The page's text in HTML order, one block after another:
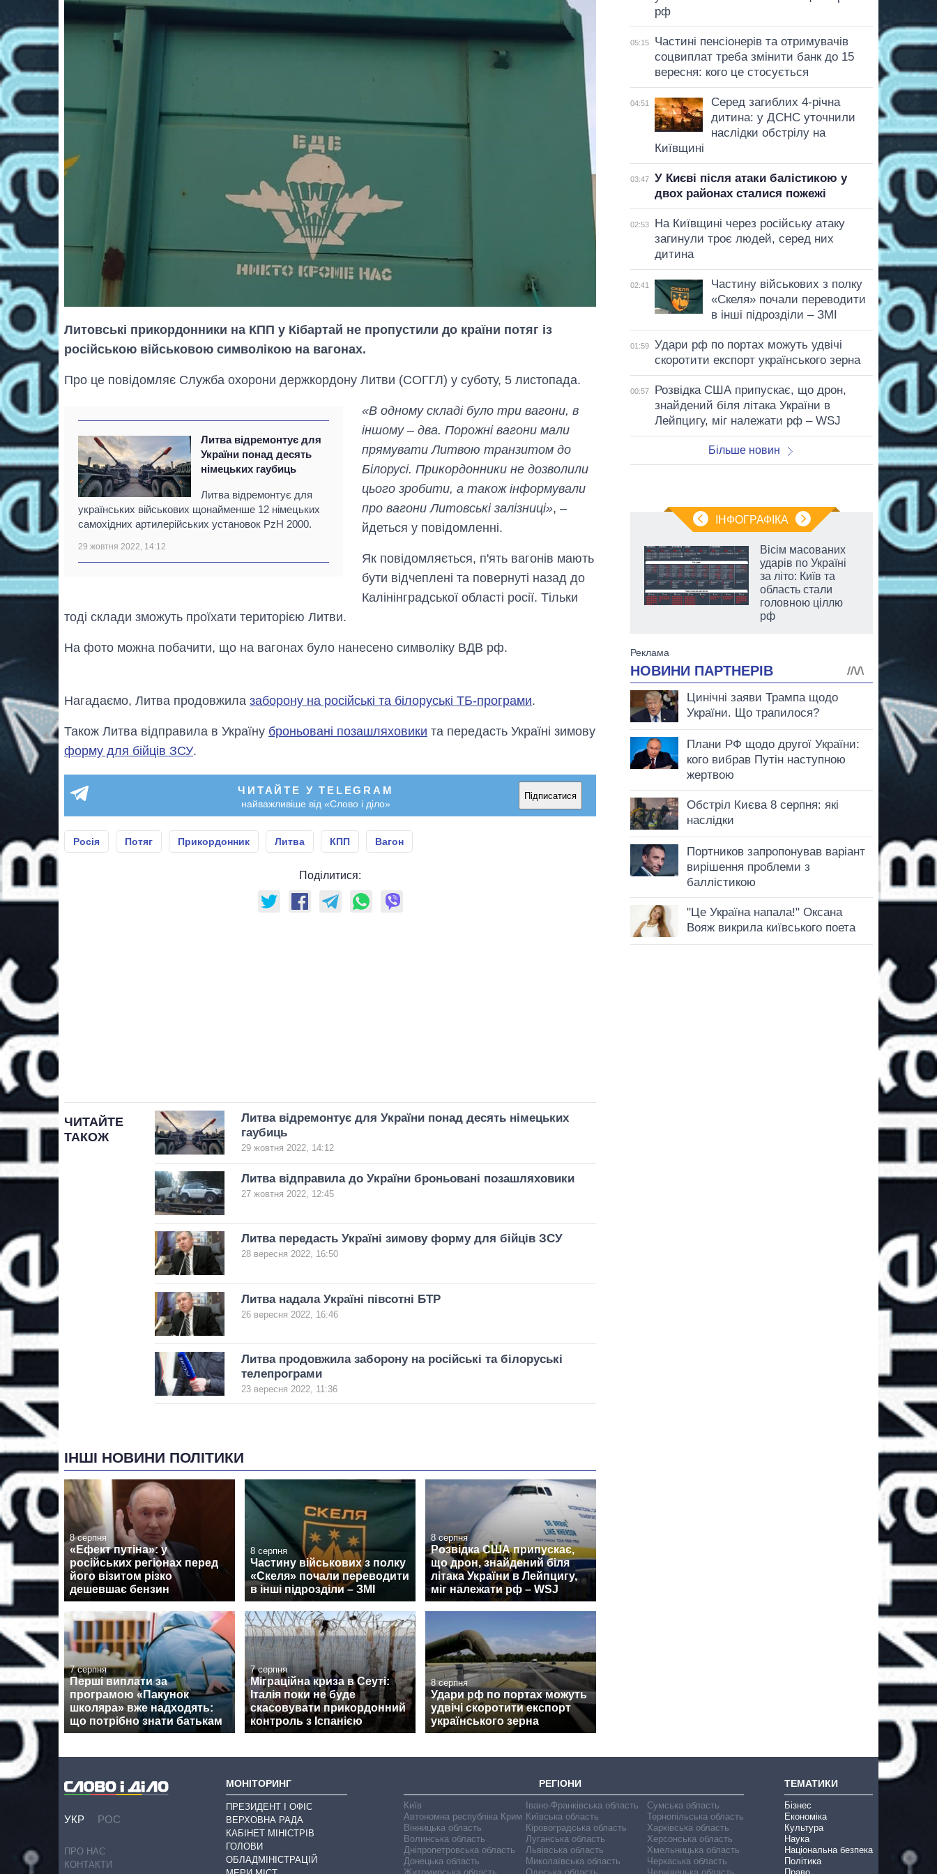
Литовські прикордонники на КПП у Кібартай не пропустили до країни потяг із
російською військовою символікою на вагонах.
Про це повідомляє Служба охорони держкордону Литви (СОГГЛ) у суботу, 5 листопада.
Литва відремонтує для
України понад десять
німецьких гаубиць
Литва відремонтує для
українських військових щонайменше 12 німецьких
самохідних артилерійських установок PzH 2000.
29 жовтня 2022, 14:12
«В одному складі було три вагони, в
іншому – два. Порожні вагони мали
прямувати Литвою транзитом до
Білорусі. Прикордонники не дозволили
цього зробити, а також інформували
про вагони Литовські залізниці», –
йдеться у повідомленні.
Як повідомляється, п'ять вагонів мають
бути відчеплені та повернуті назад до
Калінінградської області росії. Тільки
тоді склади зможуть проїхати територією Литви.
На фото можна побачити, що на вагонах було нанесено символіку ВДВ рф.
Нагадаємо, Литва продовжила заборону на російські та білоруські ТБ-програми.
Також Литва відправила в Україну броньовані позашляховики та передасть Україні зимову
форму для бійців ЗСУ.
ЧИТАЙТЕ У TELEGRAM
найважливіше від «Слово і діло»
Підписатися
Росія Потяг Прикордонник Литва КПП Вагон
Поділитися:
ЧИТАЙТЕ
ТАКОЖ
Литва відремонтує для України понад десять німецьких
гаубиць
29 жовтня 2022, 14:12
Литва відправила до України броньовані позашляховики
27 жовтня 2022, 12:45
Литва передасть Україні зимову форму для бійців ЗСУ
28 вересня 2022, 16:50
Литва надала Україні півсотні БТР
26 вересня 2022, 16:46
Литва продовжила заборону на російські та білоруські
телепрограми
23 вересня 2022, 11:36
ІНШІ НОВИНИ ПОЛІТИКИ
8 серпня
«Ефект путіна»: у
російських регіонах перед
його візитом різко
дешевшає бензин
8 серпня
Частину військових з полку
«Скеля» почали переводити
в інші підрозділи – ЗМІ
8 серпня
Розвідка США припускає,
що дрон, знайдений біля
літака України в Лейпцигу,
міг належати рф – WSJ
7 серпня
Перші виплати за
програмою «Пакунок
школяра» вже надходять:
що потрібно знати батькам
7 серпня
Міграційна криза в Сеуті:
Італія поки не буде
скасовувати прикордонний
контроль з Іспанією
8 серпня
Удари рф по портах можуть
удвічі скоротити експорт
українського зерна
рф
05:15
Частині пенсіонерів та отримувачів
соцвиплат треба змінити банк до 15
вересня: кого це стосується
04:51
Серед загиблих 4-річна
дитина: у ДСНС уточнили
наслідки обстрілу на
Київщині
03:47
У Києві після атаки балістикою у
двох районах сталися пожежі
02:53
На Київщині через російську атаку
загинули троє людей, серед них
дитина
02:41
Частину військових з полку
«Скеля» почали переводити
в інші підрозділи – ЗМІ
01:59
Удари рф по портах можуть удвічі
скоротити експорт українського зерна
00:57
Розвідка США припускає, що дрон,
знайдений біля літака України в
Лейпцигу, міг належати рф – WSJ
Більше новин
ІНФОГРАФІКА
як зріс попит на
чипи за останні
прогнозують на
Вісім масованих
ударів по Україні
за літо: Київ та
область стали
головною ціллю
рф
УКР РОС
ПРО НАС
КОНТАКТИ
МОНІТОРИНГ
ПРЕЗИДЕНТ І ОФІС
ВЕРХОВНА РАДА
КАБІНЕТ МІНІСТРІВ
ГОЛОВИ
ОБЛАДМІНІСТРАЦІЙ
РЕГІОНИ
Київ
Автономна республіка Крим
Вінницька область
Волинська область
Дніпропетровська область
Донецька область
Івано-Франківська область
Київська область
Кіровоградська область
Луганська область
Львівська область
Миколаївська область
Сумська область
Тернопільська область
Харківська область
Херсонська область
Хмельницька область
Черкаська область
ТЕМАТИКИ
Бізнес
Економіка
Культура
Наука
Національна безпека
Політика